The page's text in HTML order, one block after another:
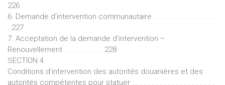
226
6. Demande d’intervention communautaire . . . . . . . . . . . . . . . .
. 227
7. Acceptation de la demande d’intervention –
Renouvellement . . . . . . . . . . 228
SECTION 4
Conditions d’intervention des autorités douanières et des
autorités compétentes pour statuer . . . . . . . . . . . . . . . . . . . . .